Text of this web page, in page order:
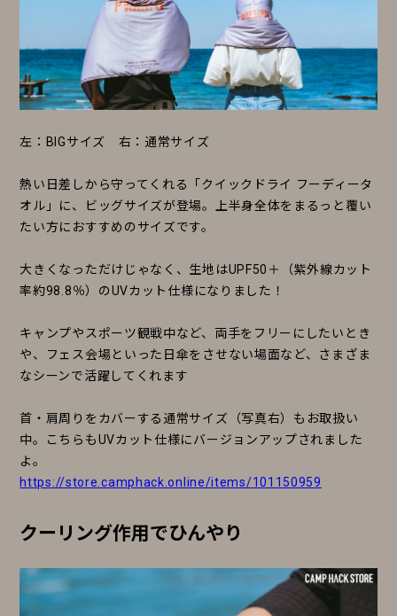
左：BIGサイズ 右：通常サイズ
熱い日差しから守ってくれる「クイックドライ フーディータ
オル」に、ビッグサイズが登場。上半身全体をまるっと覆い
たい方におすすめのサイズです。
大きくなっただけじゃなく、生地はUPF50＋（紫外線カット
率約98.8％）のUVカット仕様になりました！
キャンプやスポーツ観戦中など、両手をフリーにしたいとき
や、フェス会場といった日傘をさせない場面など、さまざま
なシーンで活躍してくれます
首・肩周りをカバーする通常サイズ（写真右）もお取扱い
中。こちらもUVカット仕様にバージョンアップされました
よ。
https://store.camphack.online/items/101150959
クーリング作用でひんやり